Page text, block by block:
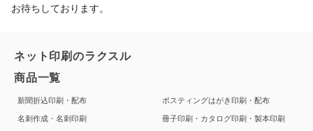
お待ちしております。
ネット印刷のラクスル
商品一覧
新聞折込印刷・配布
名刺作成・名刺印刷
ポスティングはがき印刷・配布
冊子印刷・カタログ印刷・製本印刷